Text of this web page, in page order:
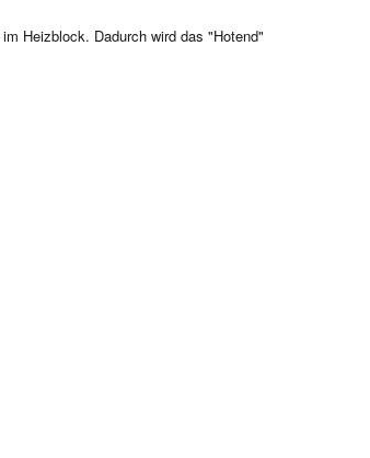
Heizblock. Dadurch wird das "Hotend"